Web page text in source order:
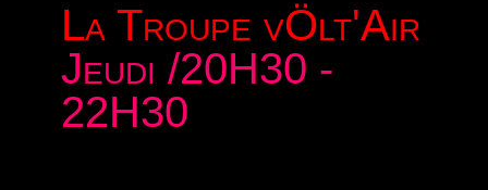
ATELIERS 2026-2027
LE MAELSTRÖM
La Troupe vÖlt'Air
Jeudi /20H30 -
22H30